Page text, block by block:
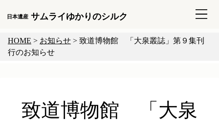
日本遺産 サムライゆかりのシルク
HOME > お知らせ > 致道博物館 「大泉叢誌」第９集刊
行のお知らせ
致道博物館 「大泉